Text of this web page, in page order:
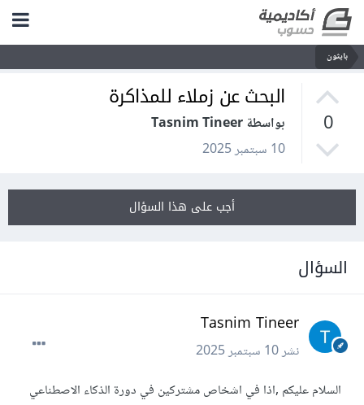
بايثون
0
البحث عن زملاء للمذاكرة
بواسطة Tasnim Tineer
10 سبتمبر 2025
أجب على هذا السؤال
السؤال
Tasnim Tineer
نشر10 سبتمبر 2025
السلام عليكم ,اذا في اشخاص مشتركين في دورة الذكاء الاصطناعي